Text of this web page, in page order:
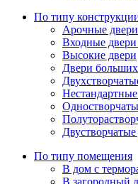
По типу
Арочные двери
Входные двери
Высокие двери
Двери больших
Нестандартные
По типу помещения
В дом с
В загородный